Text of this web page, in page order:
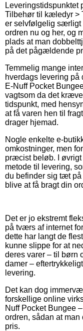
Tilbehør til kæledyr >
er selvfølgelig særligt
ordren nu og her, og
plads at man
på det pågældende
Temmelig mange
hverdags levering
E-Nuff Pocket
vagtsom da det
tidspunkt, med
at få varen hen til
drager hjemad.
Nogle enkelte e-
omkostninger, men
præcist beløb. I øvrigt
metode til levering,
du befinder sig tæt
blive at få bragt din
Det er jo ekstremt
på tværs af internet
dette har langt de
kunne slippe for at
deres varer – til børn
damer –
levering.
Det kan dog
forskellige online
Nuff Pocket Bungee
ordren, sådan at
pris.